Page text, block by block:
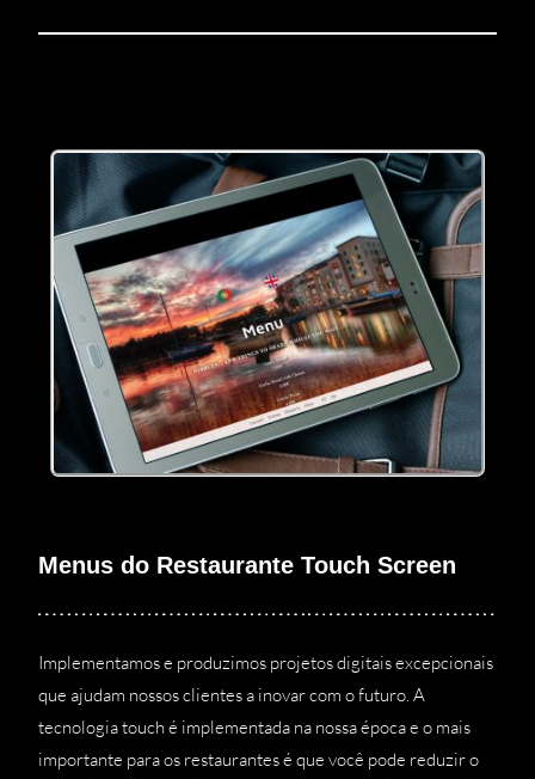
Menus do Restaurante Touch Screen
Implementamos e produzimos projetos digitais excepcionais
que ajudam nossos clientes a inovar com o futuro. A
tecnologia touch é implementada na nossa época e o mais
importante para os restaurantes é que você pode reduzir o